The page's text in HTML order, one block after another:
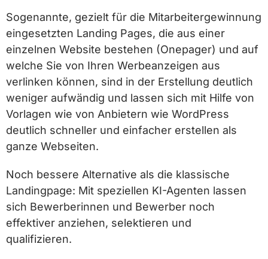
Sogenannte, gezielt für die Mitarbeitergewinnung
eingesetzten Landing Pages, die aus einer
einzelnen Website bestehen (Onepager) und auf
welche Sie von Ihren Werbeanzeigen aus
verlinken können, sind in der Erstellung deutlich
weniger aufwändig und lassen sich mit Hilfe von
Vorlagen wie von Anbietern wie WordPress
deutlich schneller und einfacher erstellen als
ganze Webseiten.
Noch bessere Alternative als die klassische
Landingpage: Mit speziellen KI-Agenten lassen
sich Bewerberinnen und Bewerber noch
effektiver anziehen, selektieren und
qualifizieren.